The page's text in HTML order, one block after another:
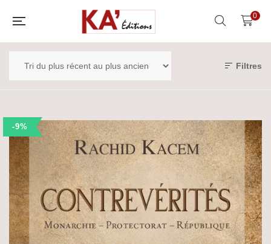
0
Filtres
-9%